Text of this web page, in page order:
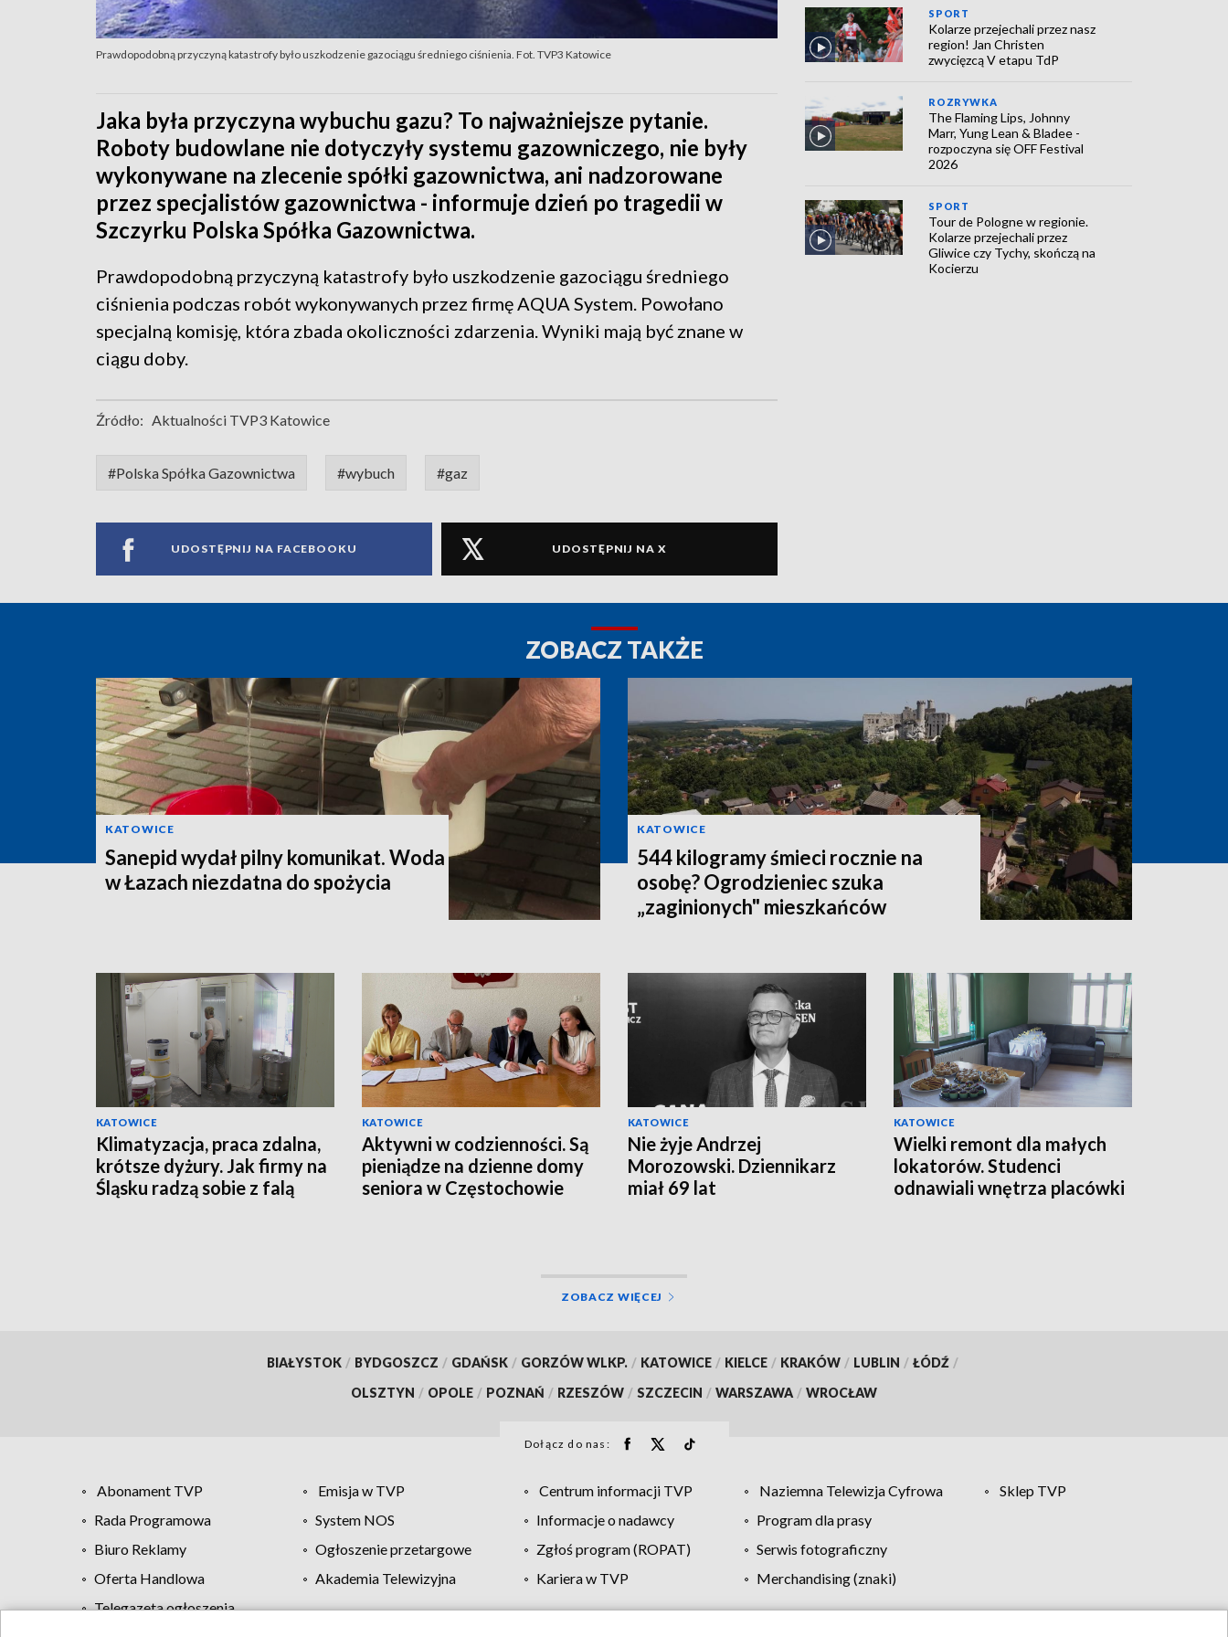
Prawdopodobną przyczyną katastrofy było uszkodzenie gazociągu średniego ciśnienia. Fot. TVP3 Katowice
Jaka była przyczyna wybuchu gazu? To najważniejsze pytanie.
Roboty budowlane nie dotyczyły systemu gazowniczego, nie były
wykonywane na zlecenie spółki gazownictwa, ani nadzorowane
przez specjalistów gazownictwa - informuje dzień po tragedii w
Szczyrku Polska Spółka Gazownictwa.
Prawdopodobną przyczyną katastrofy było uszkodzenie gazociągu średniego
ciśnienia podczas robót wykonywanych przez firmę AQUA System. Powołano
specjalną komisję, która zbada okoliczności zdarzenia. Wyniki mają być znane w
ciągu doby.
Źródło: Aktualności TVP3 Katowice
#Polska Spółka Gazownictwa #wybuch #gaz
UDOSTĘPNIJ NA FACEBOOKU UDOSTĘPNIJ NA X
SPORT
Kolarze przejechali przez nasz
region! Jan Christen
zwycięzcą V etapu TdP
ROZRYWKA
The Flaming Lips, Johnny
Marr, Yung Lean & Bladee -
rozpoczyna się OFF Festival
2026
SPORT
Tour de Pologne w regionie.
Kolarze przejechali przez
Gliwice czy Tychy, skończą na
Kocierzu
ZOBACZ TAKŻE
KATOWICE
Sanepid wydał pilny komunikat. Woda
w Łazach niezdatna do spożycia
KATOWICE
544 kilogramy śmieci rocznie na
osobę? Ogrodzieniec szuka
„zaginionych" mieszkańców
KATOWICE
Klimatyzacja, praca zdalna,
krótsze dyżury. Jak firmy na
Śląsku radzą sobie z falą
KATOWICE
Aktywni w codzienności. Są
pieniądze na dzienne domy
seniora w Częstochowie
KATOWICE
Nie żyje Andrzej
Morozowski. Dziennikarz
miał 69 lat
KATOWICE
Wielki remont dla małych
lokatorów. Studenci
odnawiali wnętrza placówki
ZOBACZ WIĘCEJ
BIAŁYSTOK / BYDGOSZCZ / GDAŃSK / GORZÓW WLKP. / KATOWICE / KIELCE / KRAKÓW / LUBLIN / ŁÓDŹ /
OLSZTYN / OPOLE / POZNAŃ / RZESZÓW / SZCZECIN / WARSZAWA / WROCŁAW
Dołącz do nas:
Abonament TVP Emisja w TVP Centrum informacji TVP Naziemna Telewizja Cyfrowa
Sklep TVP
Rada Programowa
System NOS Informacje o nadawcy
Program dla prasy
Biuro Reklamy
Ogłoszenie przetargowe Zgłoś program (ROPAT)
Serwis fotograficzny
Oferta Handlowa
Akademia Telewizyjna Kariera w TVP
Merchandising (znaki)
Telegazeta ogłoszenia